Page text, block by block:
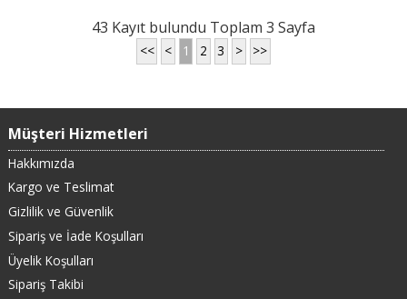
43 Kayıt bulundu Toplam 3 Sayfa
<< < 1 2 3 > >>
Müşteri Hizmetleri
Hakkımızda
Kargo ve Teslimat
Gizlilik ve Güvenlik
Sipariş ve İade Koşulları
Üyelik Koşulları
Sipariş Takibi